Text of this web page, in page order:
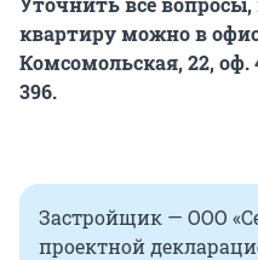
квартиру можно в
Комсомольская, 22, оф.
396.
Застройщик — ООО
проектной